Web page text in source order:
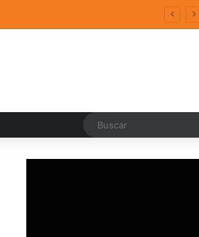
y consolidados